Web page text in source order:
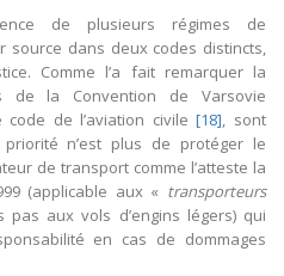
de plusieurs régimes de
source dans deux codes distincts,
Comme l’a fait remarquer la
de la Convention de Varsovie
code de l’aviation civile[18], sont
n’est plus de protéger le
de transport comme l’atteste la
(applicable aux « transporteurs
aux vols d’engins légers) qui
en cas de dommages